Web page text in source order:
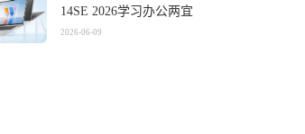
14SE 2026学习办公两宜
2026-06-09